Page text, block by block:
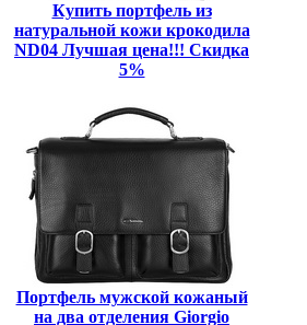
Купить портфель из
натуральной кожи крокодила
ND04 Лучшая цена!!! Скидка
5%
Портфель мужской кожаный
на два отделения Giorgio